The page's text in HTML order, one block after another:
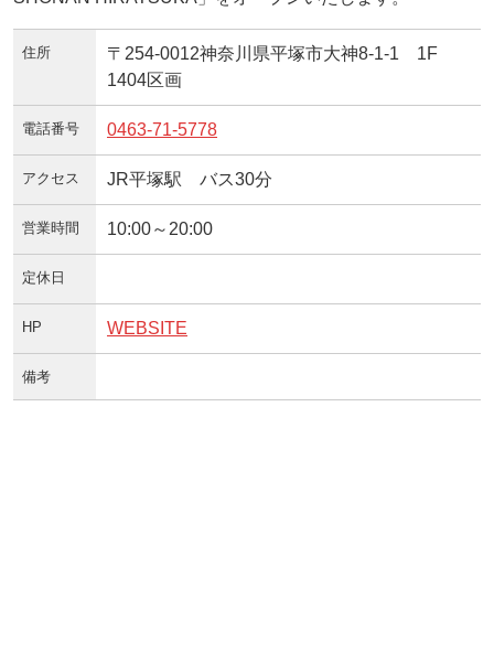
住所
〒254-0012ㅤ神奈川県平塚市大神8-1-1 1F
1404区画
電話番号 0463-71-5778
アクセス JR平塚駅 バス30分
営業時間 10:00～20:00
定休日
HP WEBSITE
備考